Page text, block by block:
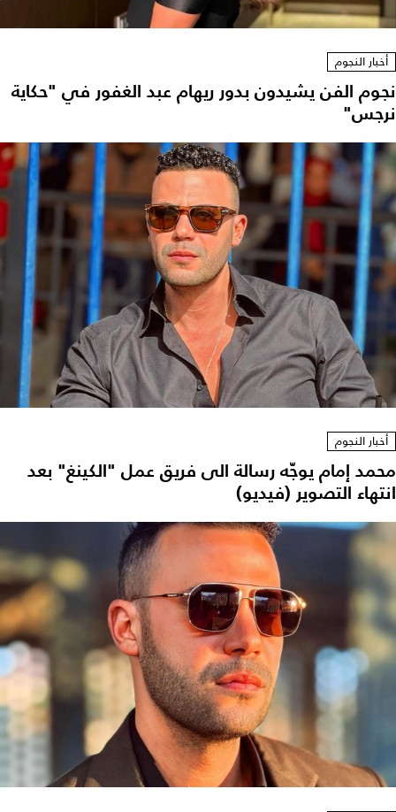
أخبار النجوم
نجوم الفن يشيدون بدور ريهام عبد الغفور في "حكاية
نرجس"
أخبار النجوم
محمد إمام يوجّه رسالة الى فريق عمل "الكينغ" بعد
انتهاء التصوير (فيديو)